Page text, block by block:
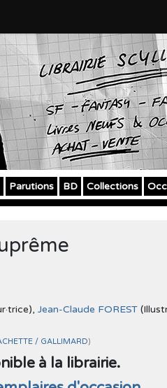
Parutions BD Collections
Jean-Claude FOREST
/ GALLIMARD)
à la librairie.